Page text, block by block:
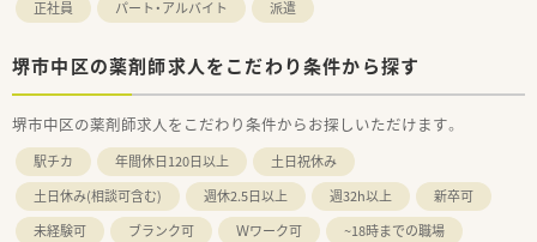
正社員 パート・アルバイト 派遣
堺市中区の薬剤師求人をこだわり条件から探す
堺市中区の薬剤師求人をこだわり条件からお探しいただけます。
駅チカ 年間休日120日以上
土日祝休み
土日休み(相談可含む)
週休2.5日以上 週32h以上
新卒可
未経験可
ブランク可 Ｗワーク可
~18時までの職場